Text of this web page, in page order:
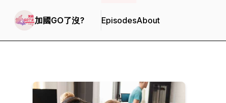
加國GO了沒? EpisodesAbout